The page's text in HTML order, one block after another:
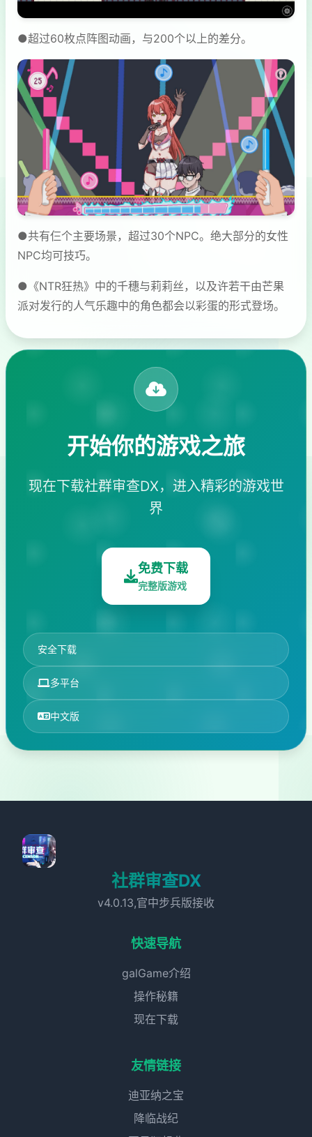
●超过60枚点阵图动画，与200个以上的差分。
●共有仨个主要场景，超过30个NPC。绝大部分的女性
NPC均可技巧。
●《NTR狂热》中的千穗与莉莉丝，以及许若干由芒果
派对发行的人气乐趣中的角色都会以彩蛋的形式登场。
开始你的游戏之旅
现在下载社群审查DX，进入精彩的游戏世
界
免费下载
完整版游戏
安全下载
多平台
中文版
社群审查DX
v4.0.13,官中步兵版接收
快速导航
galGame介绍
操作秘籍
现在下载
友情链接
迪亚纳之宝
降临战纪